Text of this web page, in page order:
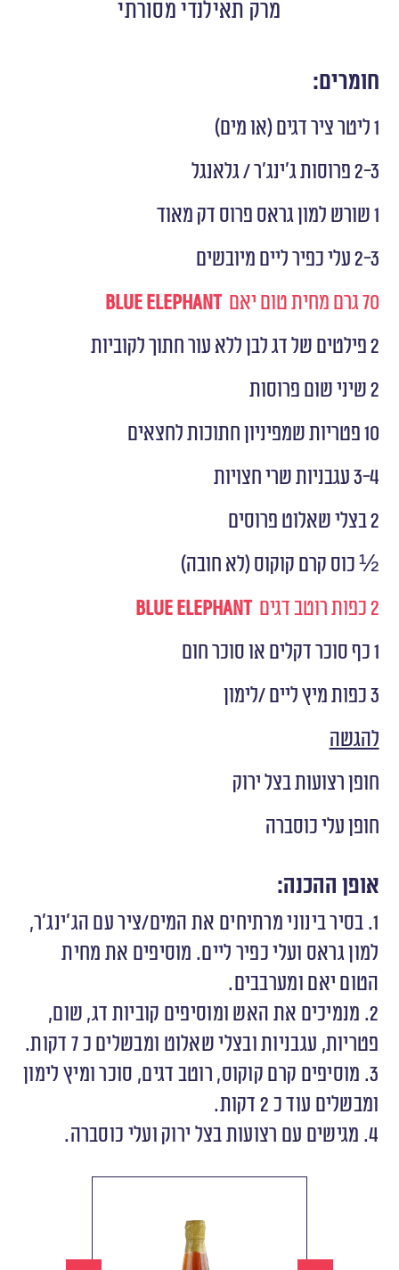
מרק תאילנדי מסורתי
חומרים:
1 ליטר ציר דגים (או מים)
2-3 פרוסות ג'ינג'ר / גלאנגל
1 שורש למון גראס פרוס דק מאוד
2-3 עלי כפיר ליים מיובשים
70 גרם מחית טום יאם
Blue Elephant
2 פילטים של דג לבן ללא עור חתוך לקוביות
2 שיני שום פרוסות
10 פטריות שמפיניון חתוכות לחצאים
3-4 עגבניות שרי חצויות
2 בצלי שאלוט פרוסים
½ כוס קרם קוקוס (לא חובה)
2 כפות רוטב דגים
Blue Elephant
1 כף סוכר דקלים או סוכר חום
3 כפות מיץ ליים /לימון
להגשה
חופן רצועות בצל ירוק
חופן עלי כוסברה
אופן ההכנה:
1. בסיר בינוני מרתיחים את המים/ציר עם הג׳ינג׳ר,
למון גראס ועלי כפיר ליים. מוסיפים את מחית
הטום יאם ומערבבים.
2. מנמיכים את האש ומוסיפים קוביות דג, שום,
פטריות, עגבניות ובצלי שאלוט ומבשלים כ 7 דקות.
3. מוסיפים קרם קוקוס, רוטב דגים, סוכר ומיץ לימון
ומבשלים עוד כ 2 דקות.
4. מגישים עם רצועות בצל ירוק ועלי כוסברה.